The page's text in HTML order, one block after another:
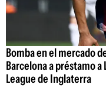
Bomba en el mercado
Barcelona a préstamo
League de Inglaterra